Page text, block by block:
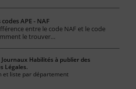
APE - NAF
entre le code NAF et le code
le trouver…
Journaux Habilités à publier des
Légales.
et liste par département